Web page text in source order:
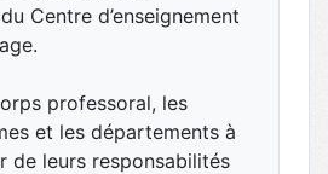
Centre d’enseignement
professoral, les
et les départements à
de leurs responsabilités